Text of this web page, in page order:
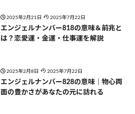
2025年2月21日 2025年7月22日
エンジェルナンバー818の意味＆前兆と
は？恋愛運・金運・仕事運を解説
2025年2月8日 2025年7月22日
エンジェルナンバー828の意味｜物心両
面の豊かさがあなたの元に訪れる